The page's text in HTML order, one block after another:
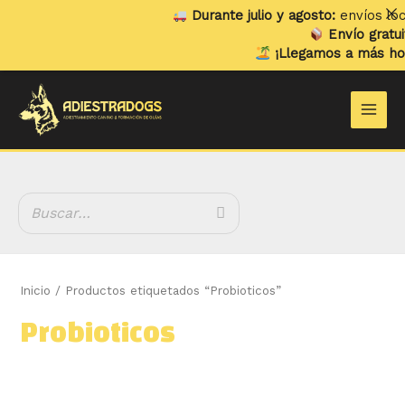
Inicio / Productos etiquetados “Probioticos”
Probioticos
Durante julio y agosto:envíos
Envío gratuito
¡Llegamos a más